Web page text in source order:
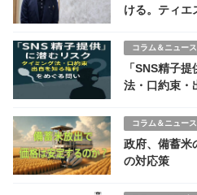
ける。ティエ
コラム＆ニュース
「SNS精子提供」
法・口約束・
コラム＆ニュース
政府、備蓄
の対応策